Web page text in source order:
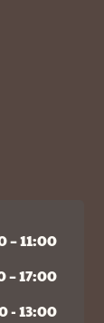
– 11:00
– 17:00
- 13:00